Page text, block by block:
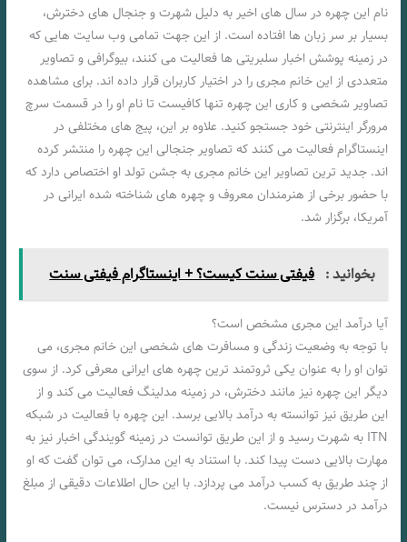
نام این چهره در سال های اخیر به دلیل شهرت و جنجال های دخترش،
بسیار بر سر زبان ها افتاده است. از این جهت تمامی وب سایت هایی که
در زمینه پوشش اخبار سلبریتی ها فعالیت می کنند، بیوگرافی و تصاویر
متعددی از این خانم مجری را در اختیار کاربران قرار داده اند. برای مشاهده
تصاویر شخصی و کاری این چهره تنها کافیست تا نام او را در قسمت سرچ
مرورگر اینترنتی خود جستجو کنید. علاوه بر این، پیج های مختلفی در
اینستاگرام فعالیت می کنند که تصاویر جنجالی این چهره را منتشر کرده
اند. جدید ترین تصاویر این خانم مجری به جشن تولد او اختصاص دارد که
با حضور برخی از هنرمندان معروف و چهره های شناخته شده ایرانی در
آمریکا، برگزار شد.
بخوانید : فیفتی سنت کیست؟ + اینستاگرام فیفتی سنت
آیا درآمد این مجری مشخص است؟
با توجه به وضعیت زندگی و مسافرت های شخصی این خانم مجری، می
توان او را به عنوان یکی ثروتمند ترین چهره های ایرانی معرفی کرد. از سوی
دیگر این چهره نیز مانند دخترش، در زمینه مدلینگ فعالیت می کند و از
این طریق نیز توانسته به درآمد بالایی برسد. این چهره با فعالیت در شبکه
ITN به شهرت رسید و از این طریق توانست در زمینه گویندگی اخبار نیز به
مهارت بالایی دست پیدا کند. با استناد به این مدارک، می توان گفت که او
از چند طریق به کسب درآمد می پردازد. با این حال اطلاعات دقیقی از مبلغ
درآمد در دسترس نیست.